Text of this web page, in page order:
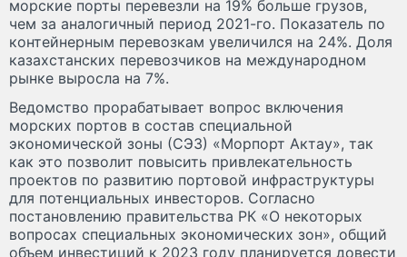
морские порты перевезли на 19% больше грузов,
чем за аналогичный период 2021-го. Показатель по
контейнерным перевозкам увеличился на 24%. Доля
казахстанских перевозчиков на международном
рынке выросла на 7%.
Ведомство прорабатывает вопрос включения
морских портов в состав специальной
экономической зоны (СЭЗ) «Морпорт Актау», так
как это позволит повысить привлекательность
проектов по развитию портовой инфраструктуры
для потенциальных инвесторов. Согласно
постановлению правительства РК «О некоторых
вопросах специальных экономических зон», общий
объем инвестиций к 2023 году планируется довести